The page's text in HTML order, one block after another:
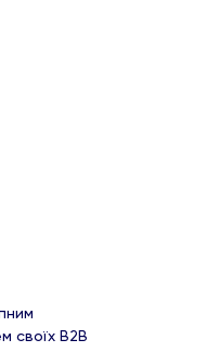
своїх B2B